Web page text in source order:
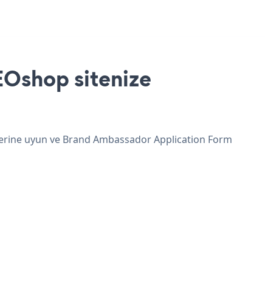
sitenize
uyun ve Brand Ambassador Application Form